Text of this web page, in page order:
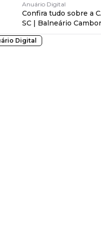
Anuário Digital
Confira tudo sobre a
SC | Balneário
anuário digital da
Digital